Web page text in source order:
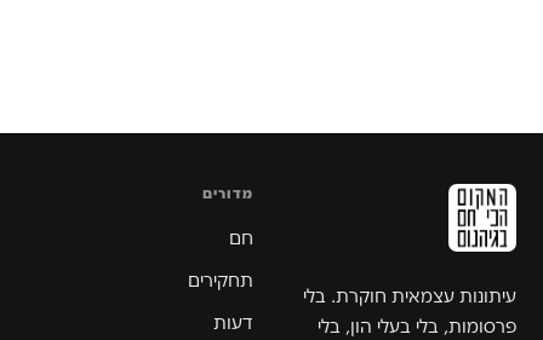
עיתונות עצמאית חוקרת. בלי
פרסומות, בלי בעלי הון, בלי
מדורים
חם
תחקירים
דעות